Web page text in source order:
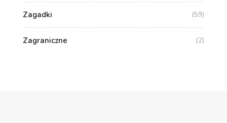
Zagadki (59)
Zagraniczne (2)